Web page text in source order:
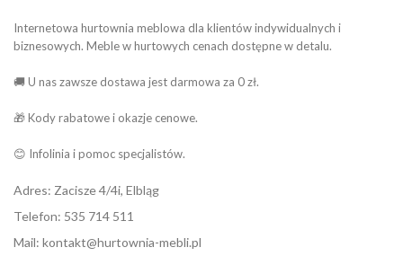
Internetowa hurtownia meblowa dla klientów indywidualnych i
biznesowych. Meble w hurtowych cenach dostępne w detalu.
🚚 U nas zawsze dostawa jest darmowa za 0 zł.
🎁 Kody rabatowe i okazje cenowe.
😊 Infolinia i pomoc specjalistów.
Adres: Zacisze 4/4i, Elbląg
Telefon: 535 714 511
Mail: kontakt@hurtownia-mebli.pl